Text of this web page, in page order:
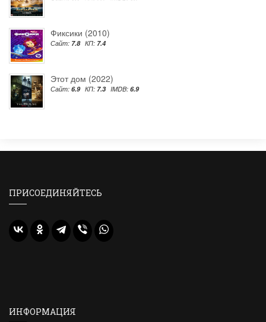
Фиксики (2010)
Сайт: 7.8 КП: 7.4
Этот дом (2022)
Сайт: 6.9 КП: 7.3 IMDB: 6.9
ПРИСОЕДИНЯЙТЕСЬ
ИНФОРМАЦИЯ